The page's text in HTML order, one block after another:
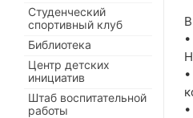
Студенческий
спортивный клуб
Библиотека
Центр детских
инициатив
Штаб воспитательной
работы